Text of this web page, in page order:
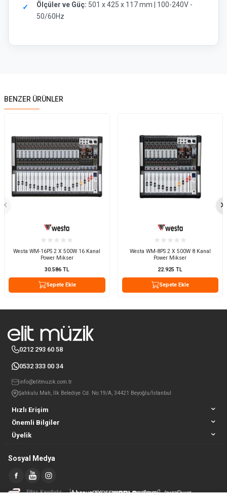
Ölçüler ve Güç: 501 x 425 x 117 mm | 100-240V -
50/60Hz
BENZER ÜRÜNLER
Westa WM-16PS 2 X 500W 16 Kanal
Power Mikser
30.586TL
Sepete Ekle
Westa WM-8PS 2 X 500W 8 Kanal
Power Mikser
22.925 TL
Sepete Ekle
Hızlı Erişim
Önemli Bilgiler
Üyelik
0212 293 60 58
0532 333 00 34
info@elitmuzik.com.tr
Şahkulu Mah, İlk Belediye Cd. No:19/A, 34421 Beyoğlu/İstanbul
Sosyal Medya
Etbis Kayıtlıdır